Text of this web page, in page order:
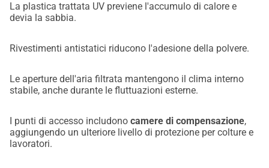
La plastica trattata UV previene l'accumulo di calore e
devia la sabbia.
Rivestimenti antistatici riducono l'adesione della polvere.
Le aperture dell'aria filtrata mantengono il clima interno
stabile, anche durante le fluttuazioni esterne.
I punti di accesso includono camere di compensazione,
aggiungendo un ulteriore livello di protezione per colture e
lavoratori.